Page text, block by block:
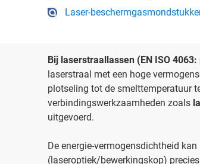
Laser-
Bij laserstraallassen (EN ISO
laserstraal met een hoge
plotseling tot de smelttemperatuur
verbindingswerkzaamheden zoals
uitgevoerd.
De energie-vermogensdichtheid
(laseroptiek/bewerkingskop)